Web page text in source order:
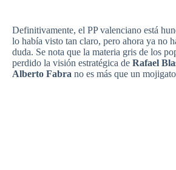
Definitivamente, el PPvalenciano está
lo había visto tan claro, pero ahora ya no
duda. Se nota que la materia gris de los
perdido la visión estratégica de Rafael
Alberto Fabra no es más que un mojigato